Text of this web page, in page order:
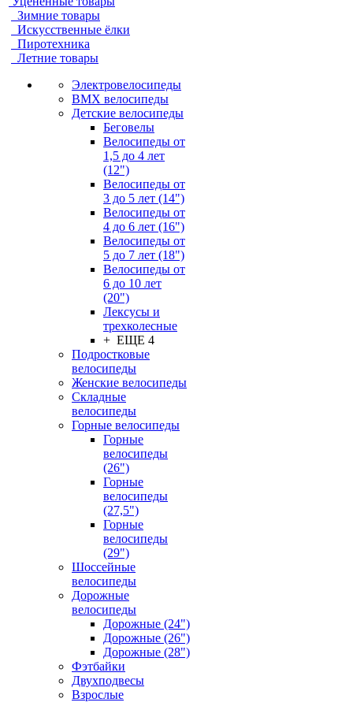
Зимние товары
Искусственные ёлки
Пиротехника
Летние товары
Электровелосипеды
BMX велосипеды
Детские велосипеды
Беговелы
Велосипеды от
1,5 до 4 лет
(12")
Велосипеды от
3 до 5 лет (14")
Велосипеды от
4 до 6 лет (16")
Велосипеды от
5 до 7 лет (18")
Велосипеды от
6 до 10 лет
(20")
Лексусы и
трехколесные
+ ЕЩЕ 4
Подростковые
велосипеды
Женские велосипеды
Складные
велосипеды
Горные велосипеды
Горные
велосипеды
(26")
Горные
велосипеды
(27,5")
Горные
велосипеды
(29")
Шоссейные
велосипеды
Дорожные
велосипеды
Дорожные (24")
Дорожные (26")
Дорожные (28")
Фэтбайки
Двухподвесы
Взрослые